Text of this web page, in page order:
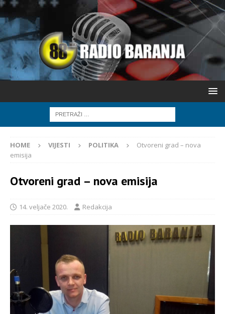
HOME VIJESTI POLITIKA
Otvoreni grad – nova
emisija
Otvoreni grad – nova emisija
14. veljače 2020. Redakcija